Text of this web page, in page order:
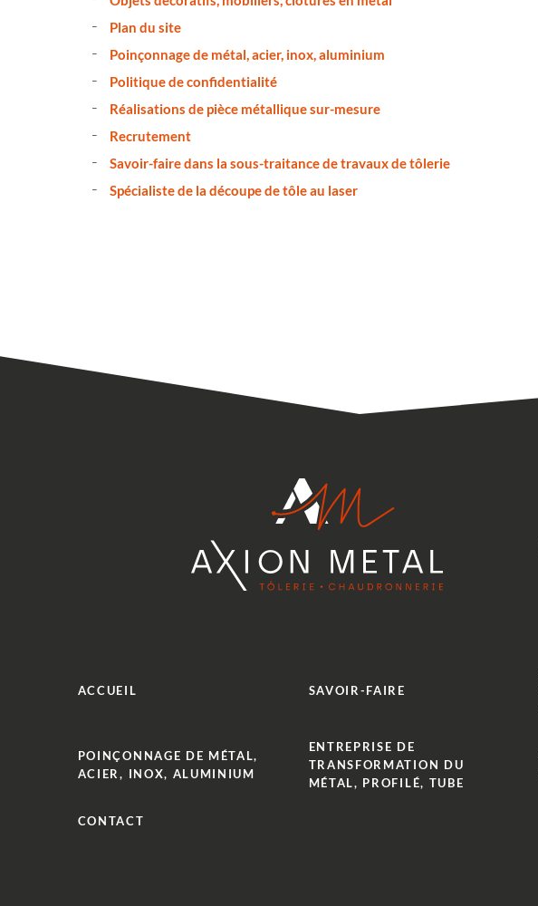
Plan du site
Poinçonnage de métal, acier, inox, aluminium
Politique de confidentialité
Réalisations de pièce métallique sur-mesure
Recrutement
Savoir-faire dans la sous-traitance de travaux de tôlerie
Spécialiste de la découpe de tôle au laser
ACCUEIL SAVOIR-FAIRE
POINÇONNAGE DE MÉTAL,
ACIER, INOX, ALUMINIUM
ENTREPRISE DE
TRANSFORMATION DU
MÉTAL, PROFILÉ, TUBE
CONTACT